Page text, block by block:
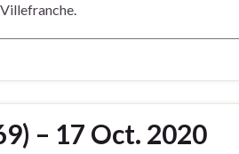
– 17 Oct. 2020